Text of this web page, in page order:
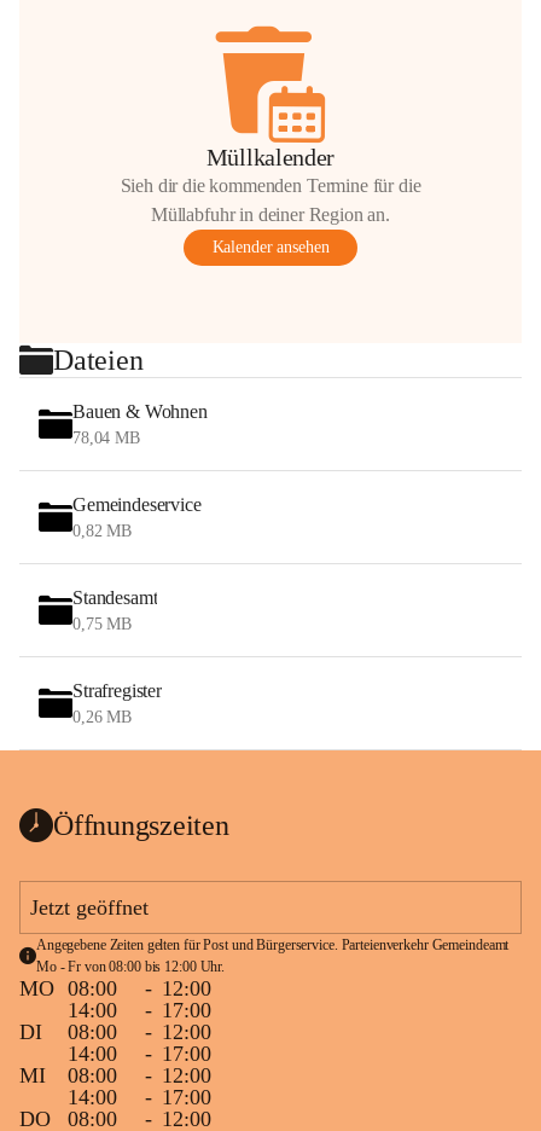
Müllkalender
Sieh dir die kommenden Termine für die
Müllabfuhr in deiner Region an.
Kalender ansehen
Dateien
Bauen & Wohnen
78,04 MB
Gemeindeservice
0,82 MB
Standesamt
0,75 MB
Strafregister
0,26 MB
Öffnungszeiten
Jetzt geöffnet
Angegebene Zeiten gelten für Post und Bürgerservice. Parteienverkehr Gemeindeamt
Mo - Fr von 08:00 bis 12:00 Uhr.
MO 08:00 - 12:00
14:00
- 17:00
DI
08:00 - 12:00
14:00
- 17:00
MI
08:00 - 12:00
14:00
- 17:00
DO
08:00 - 12:00